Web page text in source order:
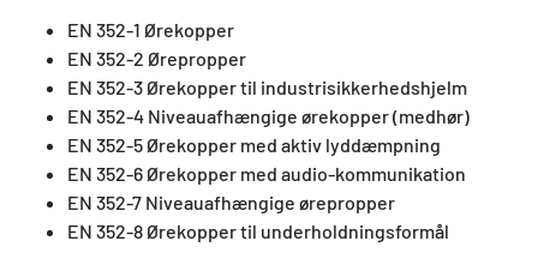
EN 352-1 Ørekopper
EN 352-2 Ørepropper
EN 352-3 Ørekopper til industrisikkerhedshjelm
EN 352-4 Niveauafhængige ørekopper (medhør)
EN 352-5 Ørekopper med aktiv lyddæmpning
EN 352-6 Ørekopper med audio-kommunikation
EN 352-7 Niveauafhængige ørepropper
EN 352-8 Ørekopper til underholdningsformål